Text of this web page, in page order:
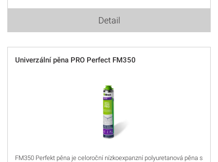
Detail
Univerzální pěna PRO Perfect FM350
FM350 Perfekt pěna je celoroční nízkoexpanzní polyuretanová pěna s